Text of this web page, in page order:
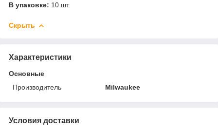
В упаковке: 10 шт.
Скрыть
Характеристики
Основные
Производитель
Milwaukee
Условия доставки